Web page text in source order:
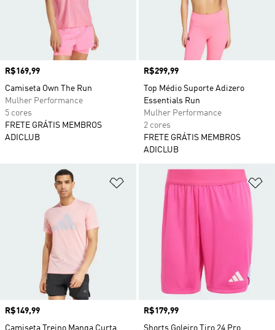
Preço
R$169,99
Camiseta Own The Run
Mulher Performance
5 cores
FRETE GRÁTIS MEMBROS
ADICLUB
Preço
R$299,99
Top Médio Suporte Adizero
Essentials Run
Mulher Performance
2 cores
FRETE GRÁTIS MEMBROS
ADICLUB
Adicionar à Lista de Desejos
Preço
R$149,99
Camiseta Treino Manga Curta
Preço
R$179,99
Shorts Goleiro Tiro 24 Pro